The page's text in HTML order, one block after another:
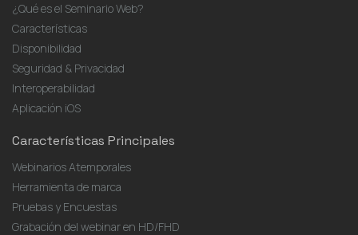
¿Qué es el Seminario Web?
Características
Disponibilidad
Seguridad & Privacidad
Interoperabilidad
Aplicación iOS
Características Principales
Webinarios Atemporales
Herramienta de marca
Pruebas y Encuestas
Grabación del webinar en HD/FHD